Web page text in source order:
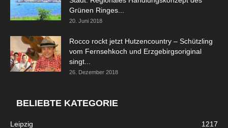
Grünen Ringes...
20. Juni 2018
Rocco rockt jetzt Hutzencountry – Schützling
vom Fernsehkoch und Erzgebirgsoriginal
singt...
26. Dezember 2018
BELIEBTE KATEGORIE
Leipzig
1217